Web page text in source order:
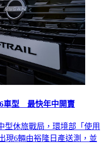
車型 最快年中開賣
型休旅戰局，環境部「使用
現6輛由裕隆日產送測，並